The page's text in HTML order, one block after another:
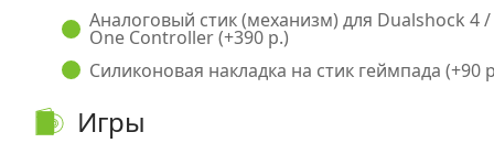
Аналоговый стик (механизм) для Dualshock 4
One Controller (+390 р.)
Силиконовая накладка на стик геймпада (+90
Игры